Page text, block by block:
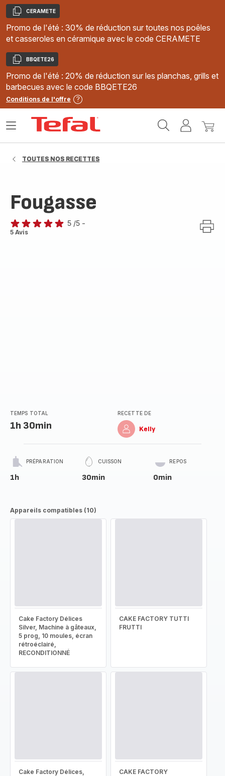
Copier
CERAMETE
Promo de l'été : 30% de réduction sur toutes nos poêles
et casseroles en céramique avec le code CERAMETE
Copier
BBQETE26
Promo de l'été : 20% de réduction sur les planchas, grills et
barbecues avec le code BBQETE26
Conditions de l'offre
MonMon
Ouvrir
TOUTES NOS RECETTES
Fougasse
Avis
5 /5 -
5 Avis
TEMPS TOTAL
1h 30min
RECETTE DE
Kelly
PRÉPARATION
1h
CUISSON
30min
REPOS
0min
Appareils compatibles (10)
Cake Factory Délices
Silver, Machine à gâteaux,
5 prog, 10 moules, écran
rétroéclairé,
RECONDITIONNÉ
CAKE FACTORY TUTTI
FRUTTI
Cake Factory Délices,
CAKE FACTORY